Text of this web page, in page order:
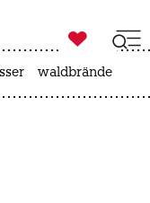

taz zahl ich
waldbrände